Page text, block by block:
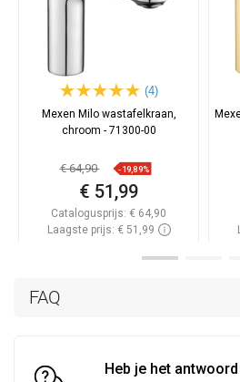
FAQ
Heb je het
(4)
Mexen Milo wastafelkraan,
chroom - 71300-00
€ 64,90 -19,89%
€ 51,99
Catalogusprijs: € 64,90
Laagste prijs: € 51,99